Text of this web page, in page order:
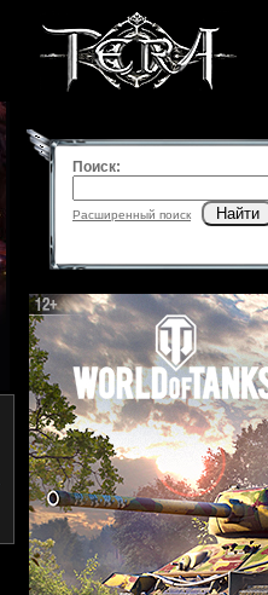
Поиск:
Расширенный поиск Найти